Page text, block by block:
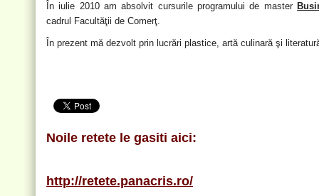
În iulie 2010 am absolvit cursurile programului de master
cadrul Facultăţii de Comerţ.
În prezent mă dezvolt prin lucrări plastice, artă culinară şi
Noile retete le gasiti aici:
http://retete.panacris.ro/